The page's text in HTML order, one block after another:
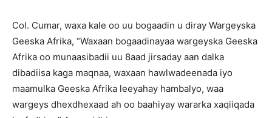
Col. Cumar, waxa kale oo uu bogaadin u diray Wargeyska
Geeska Afrika, “Waxaan bogaadinayaa wargeyska Geeska
Afrika oo munaasibadii uu 8aad jirsaday aan dalka
dibadiisa kaga maqnaa, waxaan hawlwadeenada iyo
maamulka Geeska Afrika leeyahay hambalyo, waa
wargeys dhexdhexaad ah oo baahiyay wararka xaqiiqada